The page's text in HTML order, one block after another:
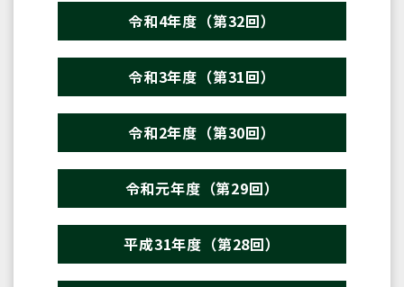
令和4年度（第32回）
令和3年度（第31回）
令和2年度（第30回）
令和元年度（第29回）
平成31年度（第28回）